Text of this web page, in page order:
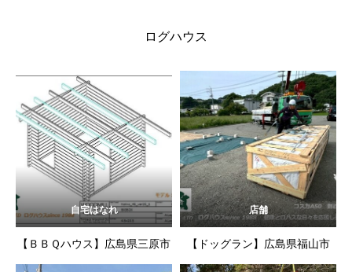
ログハウス
自宅はなれ
【ＢＢＱハウス】広島県三原市
店舗
【ドッグラン】広島県福山市